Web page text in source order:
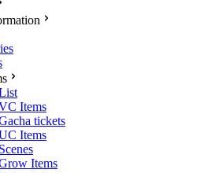
Items
tickets
Items
Scenes
Items